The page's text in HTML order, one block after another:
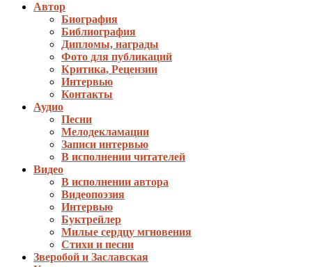
Автор
Биография
Библиография
Дипломы, награды
Фото для публикаций
Критика, Рецензии
Интервью
Контакты
Аудио
Песни
Мелодекламации
Записи интервью
В исполнении читателей
Видео
В исполнении автора
Видеопоэзия
Интервью
Буктрейлер
Милые сердцу мгновения
Стихи и песни
Зверобой и Заславская